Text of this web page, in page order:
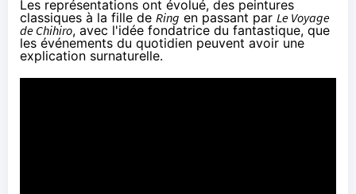
Les représentations ont évolué, des peintures
classiques à la fille de Ring en passant par Le Voyage
de Chihiro, avec l'idée fondatrice du fantastique, que
les événements du quotidien peuvent avoir une
explication surnaturelle.